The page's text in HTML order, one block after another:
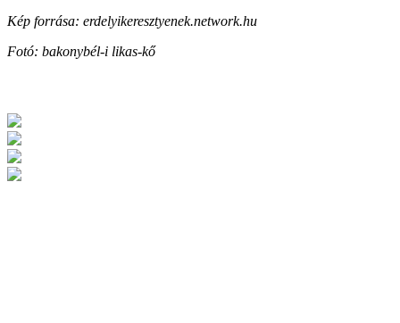
Kép forrása: erdelyikeresztyenek.network.hu
Fotó: bakonybél-i likas-kő